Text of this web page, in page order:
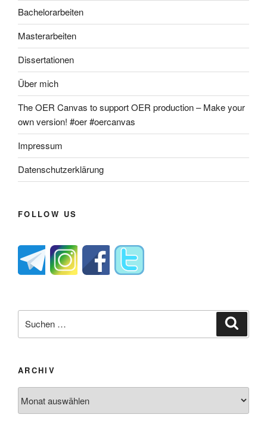
Bachelorarbeiten
Masterarbeiten
Dissertationen
Über mich
The OER Canvas to support OER production – Make your
own version! #oer #oercanvas
Impressum
Datenschutzerklärung
FOLLOW US
nach:
ARCHIV